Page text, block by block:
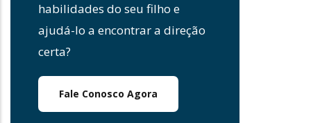
habilidades do seu filho e
ajudá-lo a encontrar a direção
certa?
Fale Conosco Agora